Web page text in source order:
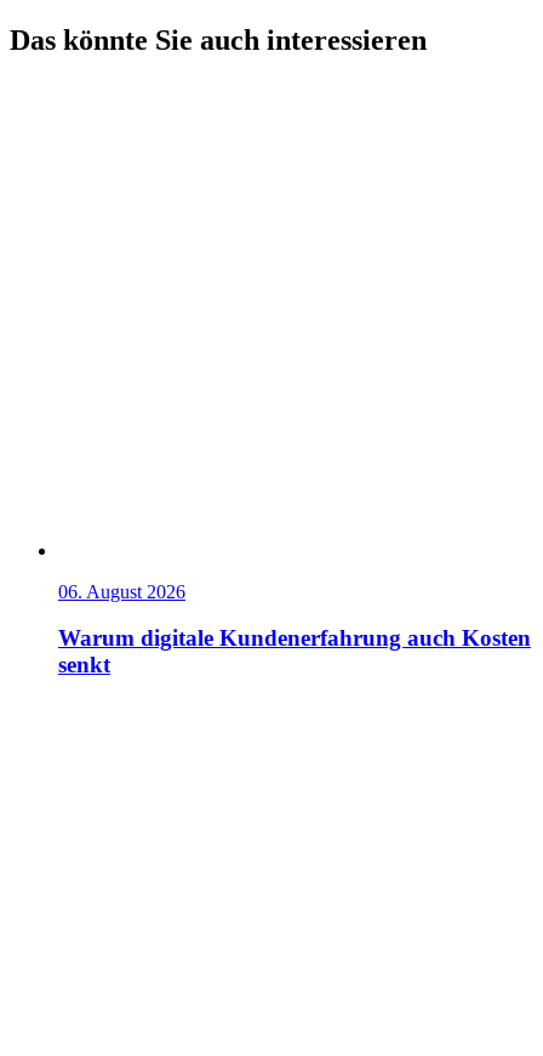
Das könnte Sie auch interessieren
06. August 2026
Warum digitale Kundenerfahrung auch Kosten
senkt